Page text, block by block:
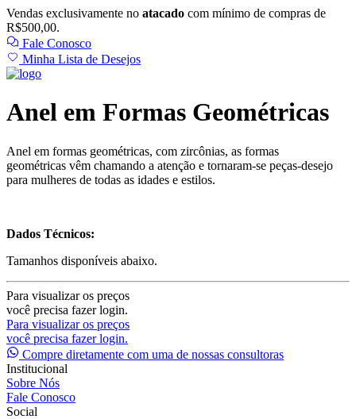
Vendas exclusivamente no atacado com mínimo de compras de
R$500,00.
Fale Conosco
Minha Lista de Desejos
Anel em Formas Geométricas
Anel em formas geométricas, com zircônias, as formas
geométricas vêm chamando a atenção e tornaram-se peças-desejo
para mulheres de todas as idades e estilos.
Dados Técnicos:
Tamanhos disponíveis abaixo.
Para visualizar os preços
você precisa fazer login.
Para visualizar os preços
você precisa fazer login.
Compre diretamente com uma de nossas consultoras
Institucional
Sobre Nós
Fale Conosco
Social